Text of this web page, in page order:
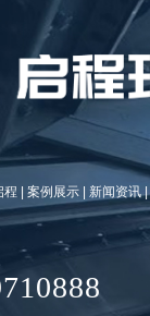
程 | 案例展示 | 新闻资讯 |